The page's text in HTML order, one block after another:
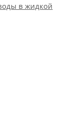
в жидкой